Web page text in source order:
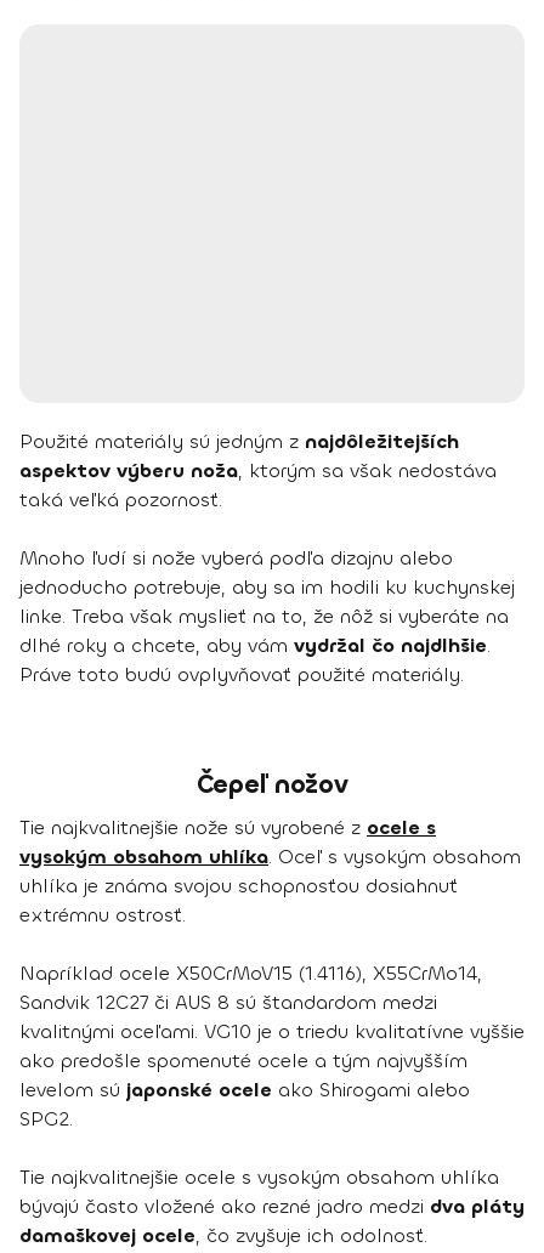
Použité materiály sú jedným z najdôležitejších
aspektov výberu noža, ktorým sa však nedostáva
taká veľká pozornosť.
Mnoho ľudí si nože vyberá podľa dizajnu alebo
jednoducho potrebuje, aby sa im hodili ku kuchynskej
linke. Treba však myslieť na to, že nôž si vyberáte na
dlhé roky a chcete, aby vám vydržal čo najdlhšie.
Práve toto budú ovplyvňovať použité materiály.
Čepeľ nožov
Tie najkvalitnejšie nože sú vyrobené z ocele s
vysokým obsahom uhlíka. Oceľ s vysokým obsahom
uhlíka je známa svojou schopnosťou dosiahnuť
extrémnu ostrosť.
Napríklad ocele X50CrMoV15 (1.4116), X55CrMo14,
Sandvik 12C27 či AUS 8 sú štandardom medzi
kvalitnými oceľami. VG10 je o triedu kvalitatívne vyššie
ako predošle spomenuté ocele a tým najvyšším
levelom sú japonské ocele ako Shirogami alebo
SPG2.
Tie najkvalitnejšie ocele s vysokým obsahom uhlíka
bývajú často vložené ako rezné jadro medzi dva pláty
damaškovej ocele, čo zvyšuje ich odolnosť.